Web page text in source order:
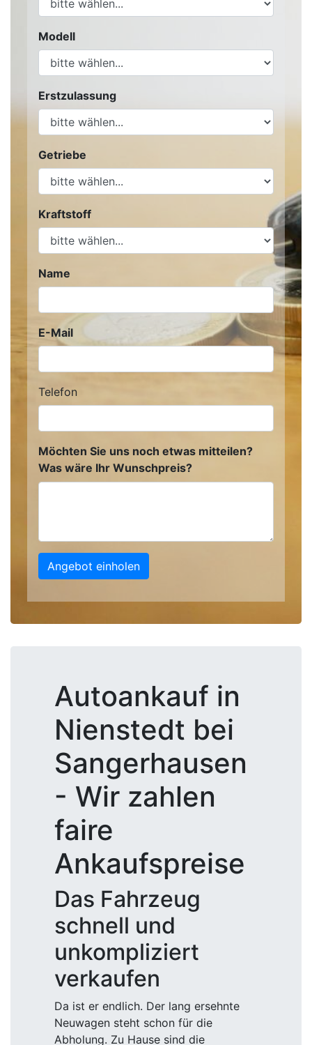
Modell
Erstzulassung
Getriebe
Kraftstoff
Name
E-Mail
Telefon
Möchten Sie uns noch etwas mitteilen?
Was wäre Ihr Wunschpreis?
Angebot einholen
Autoankauf in
Nienstedt bei
Sangerhausen
- Wir zahlen
faire
Ankaufspreise
Das Fahrzeug
schnell und
unkompliziert
verkaufen
Da ist er endlich. Der lang ersehnte
Neuwagen steht schon für die
Abholung. Zu Hause sind die